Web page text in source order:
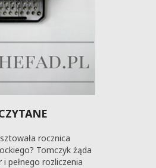
rocznica
Tomczyk żąda
pełnego rozliczenia